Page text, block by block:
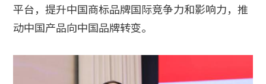
平台，提升中国商标品牌国际竞争力和影响力，推
动中国产品向中国品牌转变。